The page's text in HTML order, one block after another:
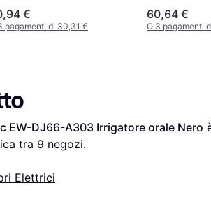
€
pagamenti di 30,31 €
60,64 €
O 3 pagamenti
EW-DJ66-A303 Irrigatore orale Nero
tra 9 negozi.
Elettrici